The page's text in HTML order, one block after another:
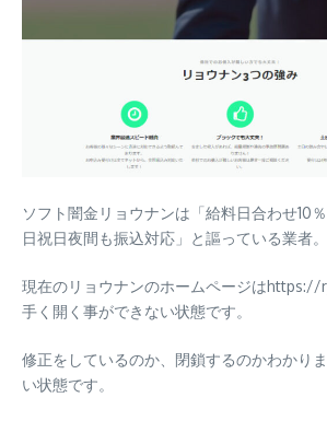
ソフト闇金リョウナンは「給料日合わせ10％
日祝日夜間も振込対応 」と謳っている業者。
現在のリョウナンのホームページは
手く開く事ができない状態です。
修正をしているのか、閉鎖するのかわかり
い状態です。